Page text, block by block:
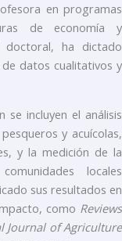
en programas
de economía y
doctoral, ha dictado
datos cualitativos y
se incluyen el análisis
y acuícolas,
y la medición de la
locales
sus resultados en
como Reviews
Journal of Agriculture